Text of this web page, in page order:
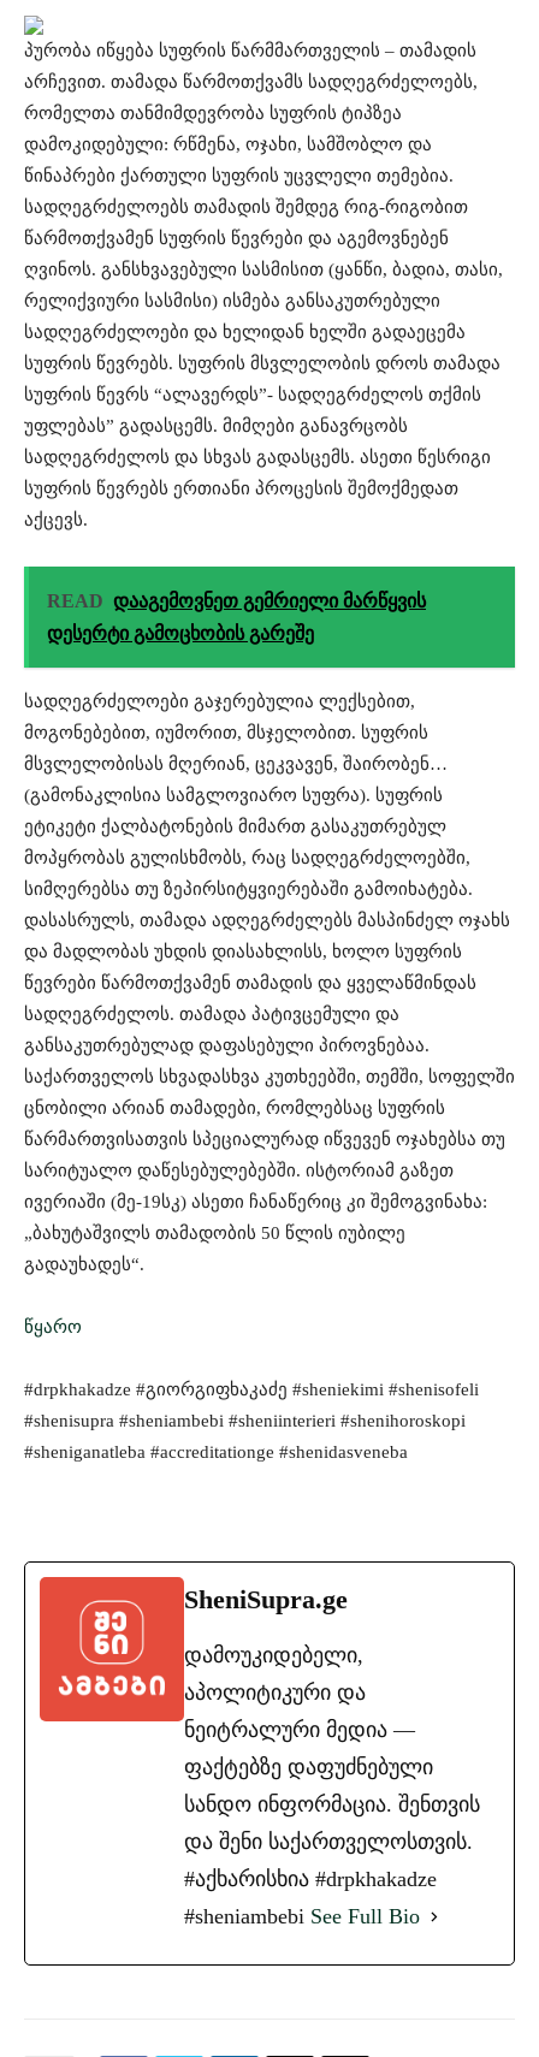
პურობა იწყება სუფრის წარმმართველის – თამადის
არჩევით. თამადა წარმოთქვამს სადღეგრძელოებს,
რომელთა თანმიმდევრობა სუფრის ტიპზეა
დამოკიდებული: რწმენა, ოჯახი, სამშობლო და
წინაპრები ქართული სუფრის უცვლელი თემებია.
სადღეგრძელოებს თამადის შემდეგ რიგ-რიგობით
წარმოთქვამენ სუფრის წევრები და აგემოვნებენ
ღვინოს. განსხვავებული სასმისით (ყანწი, ბადია, თასი,
რელიქვიური სასმისი) ისმება განსაკუთრებული
სადღეგრძელოები და ხელიდან ხელში გადაეცემა
სუფრის წევრებს. სუფრის მსვლელობის დროს თამადა
სუფრის წევრს “ალავერდს”- სადღეგრძელოს თქმის
უფლებას” გადასცემს. მიმღები განავრცობს
სადღეგრძელოს და სხვას გადასცემს. ასეთი წესრიგი
სუფრის წევრებს ერთიანი პროცესის შემოქმედათ
აქცევს.
READ დააგემოვნეთ გემრიელი მარწყვის
დესერტი გამოცხობის გარეშე
სადღეგრძელოები გაჯერებულია ლექსებით,
მოგონებებით, იუმორით, მსჯელობით. სუფრის
მსვლელობისას მღერიან, ცეკვავენ, შაირობენ…
(გამონაკლისია სამგლოვიარო სუფრა). სუფრის
ეტიკეტი ქალბატონების მიმართ გასაკუთრებულ
მოპყრობას გულისხმობს, რაც სადღეგრძელოებში,
სიმღერებსა თუ ზეპირსიტყვიერებაში გამოიხატება.
დასასრულს, თამადა ადღეგრძელებს მასპინძელ ოჯახს
და მადლობას უხდის დიასახლისს, ხოლო სუფრის
წევრები წარმოთქვამენ თამადის და ყველაწმინდას
სადღეგრძელოს. თამადა პატივცემული და
განსაკუთრებულად დაფასებული პიროვნებაა.
საქართველოს სხვადასხვა კუთხეებში, თემში, სოფელში
ცნობილი არიან თამადები, რომლებსაც სუფრის
წარმართვისათვის სპეციალურად იწვევენ ოჯახებსა თუ
სარიტუალო დაწესებულებებში. ისტორიამ გაზეთ
ივერიაში (მე-19სკ) ასეთი ჩანაწერიც კი შემოგვინახა:
„ბახუტაშვილს თამადობის 50 წლის იუბილე
გადაუხადეს“.
წყარო
#drpkhakadze #გიორგიფხაკაძე #sheniekimi #shenisofeli
#shenisupra #sheniambebi #sheniinterieri #shenihoroskopi
#sheniganatleba #accreditationge #shenidasveneba
SheniSupra.ge
დამოუკიდებელი,
აპოლიტიკური და
ნეიტრალური მედია —
ფაქტებზე დაფუძნებული
სანდო ინფორმაცია. შენთვის
და შენი საქართველოსთვის.
#აქხარისხია #drpkhakadze
#sheniambebi See Full Bio